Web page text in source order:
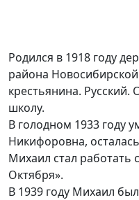
Родился в 1918 году
района
крестьянина.
школу.
В голодном 1933 году
Никифоровна,
Михаил стал работать
Октября».
В 1939 году Михаил